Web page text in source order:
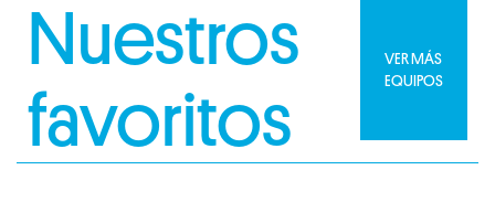
Nuestros
favoritos
VER MÁS
EQUIPOS